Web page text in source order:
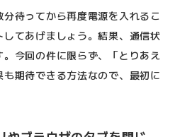
待ってから再度電源を入れるこ
てあげましょう。結果、通信状
今回の件に限らず、「とりあえ
期待できる方法なので、最初に